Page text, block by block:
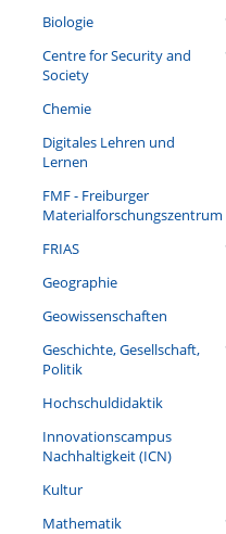
Biologie
Centre for Security and
Society
Chemie
Digitales Lehren und
Lernen
FMF - Freiburger
Materialforschungszentrum
FRIAS
Geographie
Geowissenschaften
Geschichte, Gesellschaft,
Politik
Hochschuldidaktik
Innovationscampus
Nachhaltigkeit (ICN)
Kultur
Mathematik